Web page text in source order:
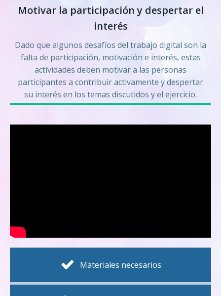
Motivar la participación y despertar el
interés
Dado que algunos desafíos del trabajo digital son la
falta de participación, motivación e interés, estas
actividades deben motivar a las personas
participantes a contribuir activamente y despertar
su interés en los temas discutidos y el ejercicio.
Materiales necesarios